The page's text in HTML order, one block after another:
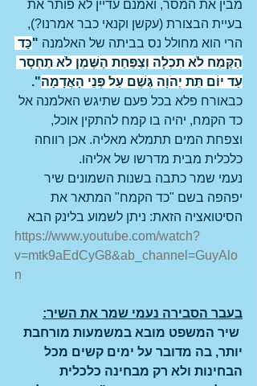
מבין את המסר, ואמנם עדיין לא פותר את
בעיית הבצורת (עקשן וקנאי כבר אמרנו?),
הרי הוא מחולל נס בביתה של האלמנה "כַּד
הַקֶּמַח לֹא תִכְלָה וְצַפַּחַת הַשֶּׁמֶן לֹא תֶחְסָר
עַד יוֹם תֵּת יְהֹוָה גֶּשֶׁם עַל פְּנֵי הָאֲדָמָה".
כבאורח פלא בכל פעם שתיגש האלמנה אל
כד הקמח, יהיה בו קמח להתקין אוכל,
וצפחת המים תתמלא מאליה. אכן רווחה
כלכלית מבית מדרשו של אליהו.
נעמי שמר כתבה בשנות השמונים שיר
יפהפה בשם "כד הקמח" המתאר את
הסיטואציה הזאת: ניתן לשמוע בלינק הבא
https://www.youtube.com/watch?
v=mtk9aEdCyG8&ab_channel=GuyAlo
n
בעבר הסבירה נעמי שמר את השיר:
שיר המשפט מובא במשמעות מורחבת
יותר, בה מדובר על ימים קשים מכל
הבחינות ולא רק מבחינה כלכלית